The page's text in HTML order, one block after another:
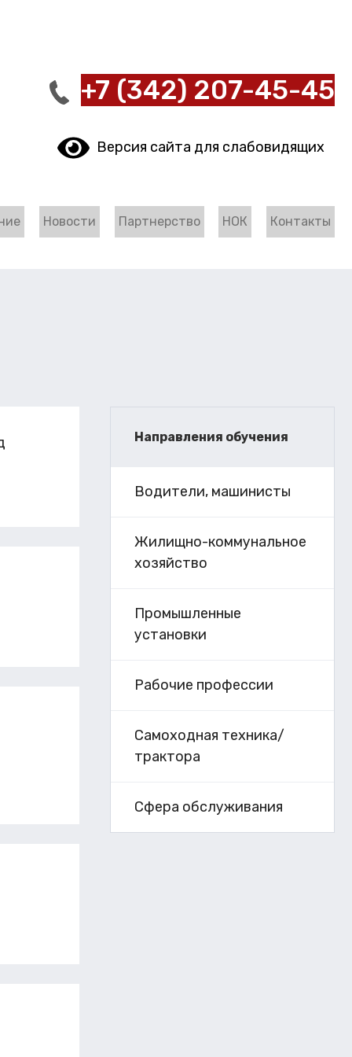
+7 (342) 207-45-45
Версия сайта для слабовидящих
Новости Партнерство НОК Контакты
Направления обучения
Водители, машинисты
Жилищно-коммунальное
хозяйство
Промышленные
установки
Рабочие профессии
Самоходная техника/
трактора
Сфера обслуживания